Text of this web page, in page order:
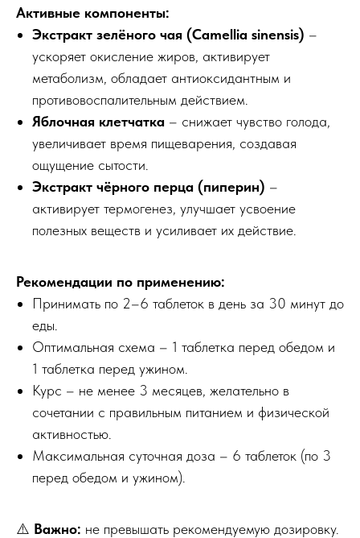
Активные компоненты:
Экстракт зелёного чая (Camellia sinensis) –
ускоряет окисление жиров, активирует
метаболизм, обладает антиоксидантным и
противовоспалительным действием.
Яблочная клетчатка – снижает чувство голода,
увеличивает время пищеварения, создавая
ощущение сытости.
Экстракт чёрного перца (пиперин) –
активирует термогенез, улучшает усвоение
полезных веществ и усиливает их действие.
Рекомендации по применению:
Принимать по 2–6 таблеток в день за 30 минут до
еды.
Оптимальная схема – 1 таблетка перед обедом и
1 таблетка перед ужином.
Курс – не менее 3 месяцев, желательно в
сочетании с правильным питанием и физической
активностью.
Максимальная суточная доза – 6 таблеток (по 3
перед обедом и ужином).
⚠️ Важно: не превышать рекомендуемую дозировку.